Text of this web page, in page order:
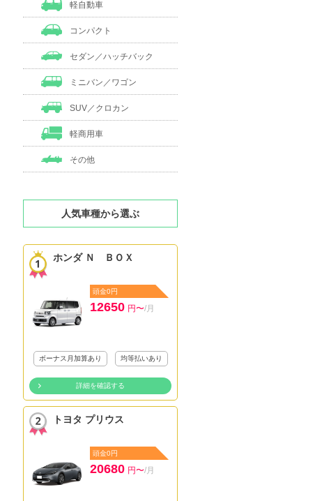
軽自動車
コンパクト
セダン／ハッチバック
ミニバン／ワゴン
SUV／クロカン
軽商用車
その他
人気車種から選ぶ
ホンダ Ｎ ＢＯＸ
頭金0円
12650 円〜/月
ボーナス月加算あり 均等払いあり
詳細を確認する
トヨタ プリウス
頭金0円
20680 円〜/月